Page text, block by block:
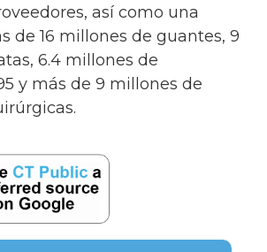
así como una
de 16 millones de guantes, 9
6.4 millones de
y más de 9 millones de